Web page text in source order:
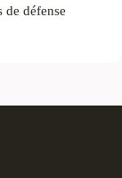
de défense